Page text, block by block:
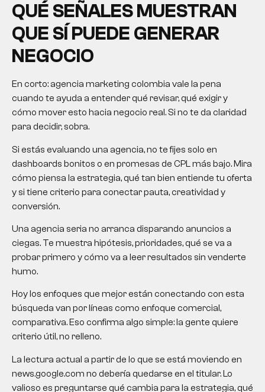
QUÉ SEÑALES MUESTRAN
QUE SÍ PUEDE GENERAR
NEGOCIO
En corto: agencia marketing colombia vale la pena
cuando te ayuda a entender qué revisar, qué exigir y
cómo mover esto hacia negocio real. Si no te da claridad
para decidir, sobra.
Si estás evaluando una agencia, no te fijes solo en
dashboards bonitos o en promesas de CPL más bajo. Mira
cómo piensa la estrategia, qué tan bien entiende tu oferta
y si tiene criterio para conectar pauta, creatividad y
conversión.
Una agencia seria no arranca disparando anuncios a
ciegas. Te muestra hipótesis, prioridades, qué se va a
probar primero y cómo va a leer resultados sin venderte
humo.
Hoy los enfoques que mejor están conectando con esta
búsqueda van por líneas como enfoque comercial,
comparativa. Eso confirma algo simple: la gente quiere
criterio útil, no relleno.
La lectura actual a partir de lo que se está moviendo en
news.google.com no debería quedarse en el titular. Lo
valioso es preguntarse qué cambia para la estrategia, qué